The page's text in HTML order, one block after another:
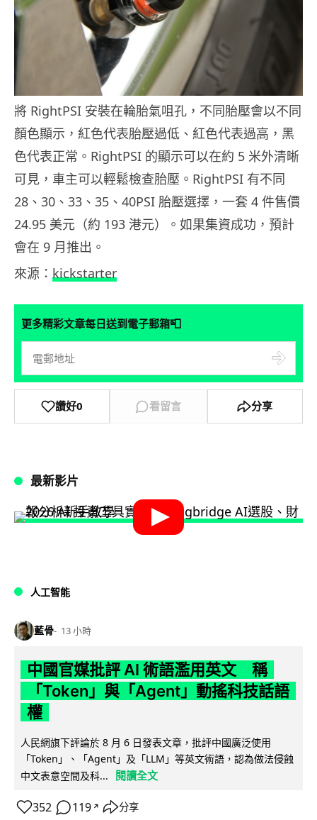
將 RightPSI 安裝在輪胎氣咀孔，不同胎壓會以不同
顏色顯示，紅色代表胎壓過低、紅色代表過高，黑
色代表正常。RightPSI 的顯示可以在約 5 米外清晰
可見，車主可以輕鬆檢查胎壓。RightPSI 有不同
28、30、33、35、40PSI 胎壓選擇，一套 4 件售價
24.95 美元（約 193 港元）。如果集資成功，預計
會在 9 月推出。
來源： kickstarter
更多精彩文章每日送到電子郵箱📮
讚好0 看留言 分享
最新影片
人工智能
藍骨 13 小時
中國官媒批評 AI 術語濫用英文 稱
「Token」與「Agent」動搖科技話語
權
人民網旗下評論於 8 月 6 日發表文章，批評中國廣泛使用
「Token」、「Agent」及「LLM」等英文術語，認為做法侵蝕
中文表意空間及科...
閱讀全文
352 119 ↗ 分享